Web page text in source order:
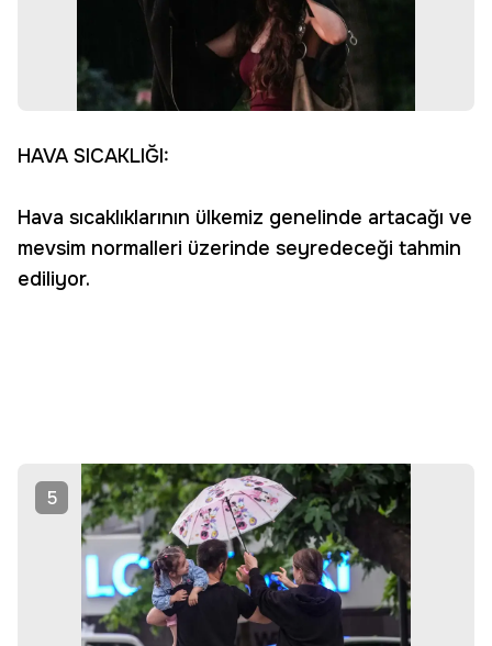
HAVA SICAKLIĞI:
Hava sıcaklıklarının ülkemiz genelinde artacağı ve
mevsim normalleri üzerinde seyredeceği tahmin
ediliyor.
5